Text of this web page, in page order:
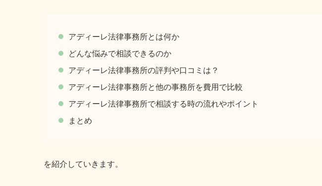
アディーレ法律事務所とは何か
どんな悩みで相談できるのか
アディーレ法律事務所の評判や口コミは？
アディーレ法律事務所と他の事務所を費用で比較
アディーレ法律事務所で相談する時の流れやポイント
まとめ
を紹介していきます。